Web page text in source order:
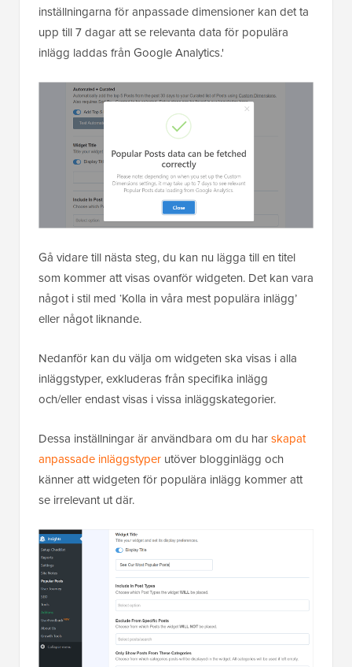
inställningarna för anpassade dimensioner kan det ta
upp till 7 dagar att se relevanta data för populära
inlägg laddas från Google Analytics.'
Gå vidare till nästa steg, du kan nu lägga till en titel
som kommer att visas ovanför widgeten. Det kan vara
något i stil med ‘Kolla in våra mest populära inlägg’
eller något liknande.
Nedanför kan du välja om widgeten ska visas i alla
inläggstyper, exkluderas från specifika inlägg
och/eller endast visas i vissa inläggskategorier.
Dessa inställningar är användbara om du harskapat
anpassade inläggstyper utöver blogginlägg och
känner att widgeten för populära inlägg kommer att
se irrelevant ut där.